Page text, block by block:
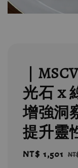
｜
光石 x
增強洞
提升靈
Sale
NT$ 1,501